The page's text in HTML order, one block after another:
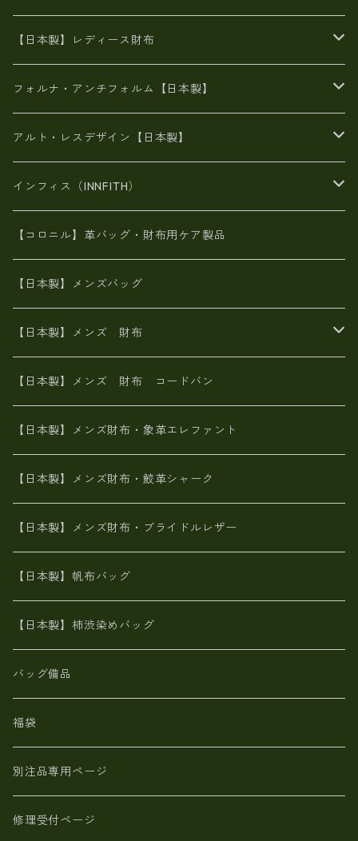
がま口
リネン
メタリック
スエード
牛革
メタリック
オイルレザー
６号蝋引き帆布
豊岡製品
エナメルクロコ
がま口
斜め掛け
豊岡製
日本製
【日本製】レディース財布
二つ折り財布
がま口財布
スペインレザー
メタリック
長財布
スペインレザー
佐賀牛革
革友禅染め
ポーテッド
L字ファスナー財布
スペインレザー
革友禅染め
メタリック
ポーチ
ヌメ革
革友禅染め
財布ショルダー
ヌメ革
がま口財布
革友禅染め
山羊革
火山灰染め
名刺入れ・キーケース、他
フォルナ・アンチフォルム【日本製】
BAG
財布・小物
アルト・レスデザイン【日本製】
BAG
財布・小物
インフィス（INNFITH）
BAG
財布・小物
【コロニル】革バッグ・財布用ケア製品
【日本製】メンズバッグ
【日本製】メンズ 財布
象革エレファント【日本製】メンズ 財布
鮫革シャーク【日本製】メンズ 財布
ブライドルレザー【日本製】メンズ 財布
MAISON de HIROAN 【日本製】メンズ 財布
栃木レザー 【日本製】メンズ 財布
革小物・財布【日本製】メンズ レディース
【日本製】メンズ 財布 アザラシ革(シールスキン)
【日本製】メンズ 財布 コードバン
【日本製】メンズ財布・象革エレファント
【日本製】メンズ財布・鮫革シャーク
【日本製】メンズ財布・ブライドルレザー
【日本製】帆布バッグ
【日本製】柿渋染めバッグ
バッグ備品
福袋
別注品専用ページ
修理受付ページ